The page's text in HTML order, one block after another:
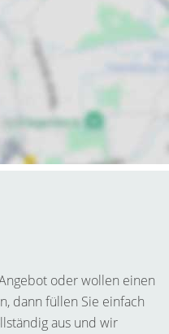
oder wollen einen
dann füllen Sie einfach
aus und wir